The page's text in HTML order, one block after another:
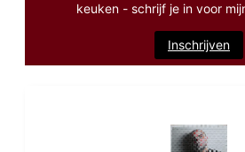
keuken - schrijf je in voor
Inschrijven